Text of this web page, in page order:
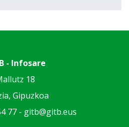
- Infosare
18
Gipuzkoa
77 - gitb@gitb.eus